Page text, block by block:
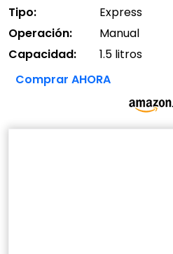
Tipo:
Express
Operación:
Manual
Capacidad:
1.5 litros
Comprar AHORA